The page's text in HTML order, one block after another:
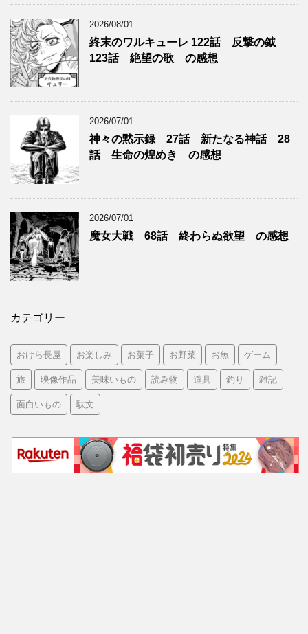
2026/08/01
終末のワルキューレ 122話 反撃の鉞
123話 絶望の歌 の感想
2026/07/01
神々の黙示録 27話 新たなる神話 28
話 生命の煌めき の感想
2026/07/01
魔女大戦 68話 終わらぬ欲望 の感想
カテゴリー
おけら長屋 お楽しみ お菓子 お野菜 お魚 ゲーム
旅 映像作品 美味いもの 読み物 道具 釣り 雑記
面白いもの 駄文